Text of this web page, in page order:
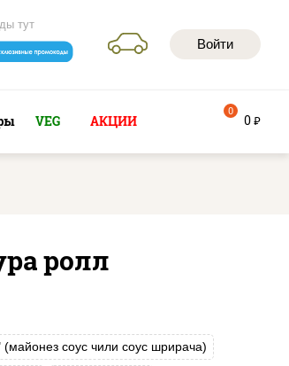
Войти
тут
VEG АКЦИИ 0 руб
0
ролл
(майонез соус чили соус шрирача)